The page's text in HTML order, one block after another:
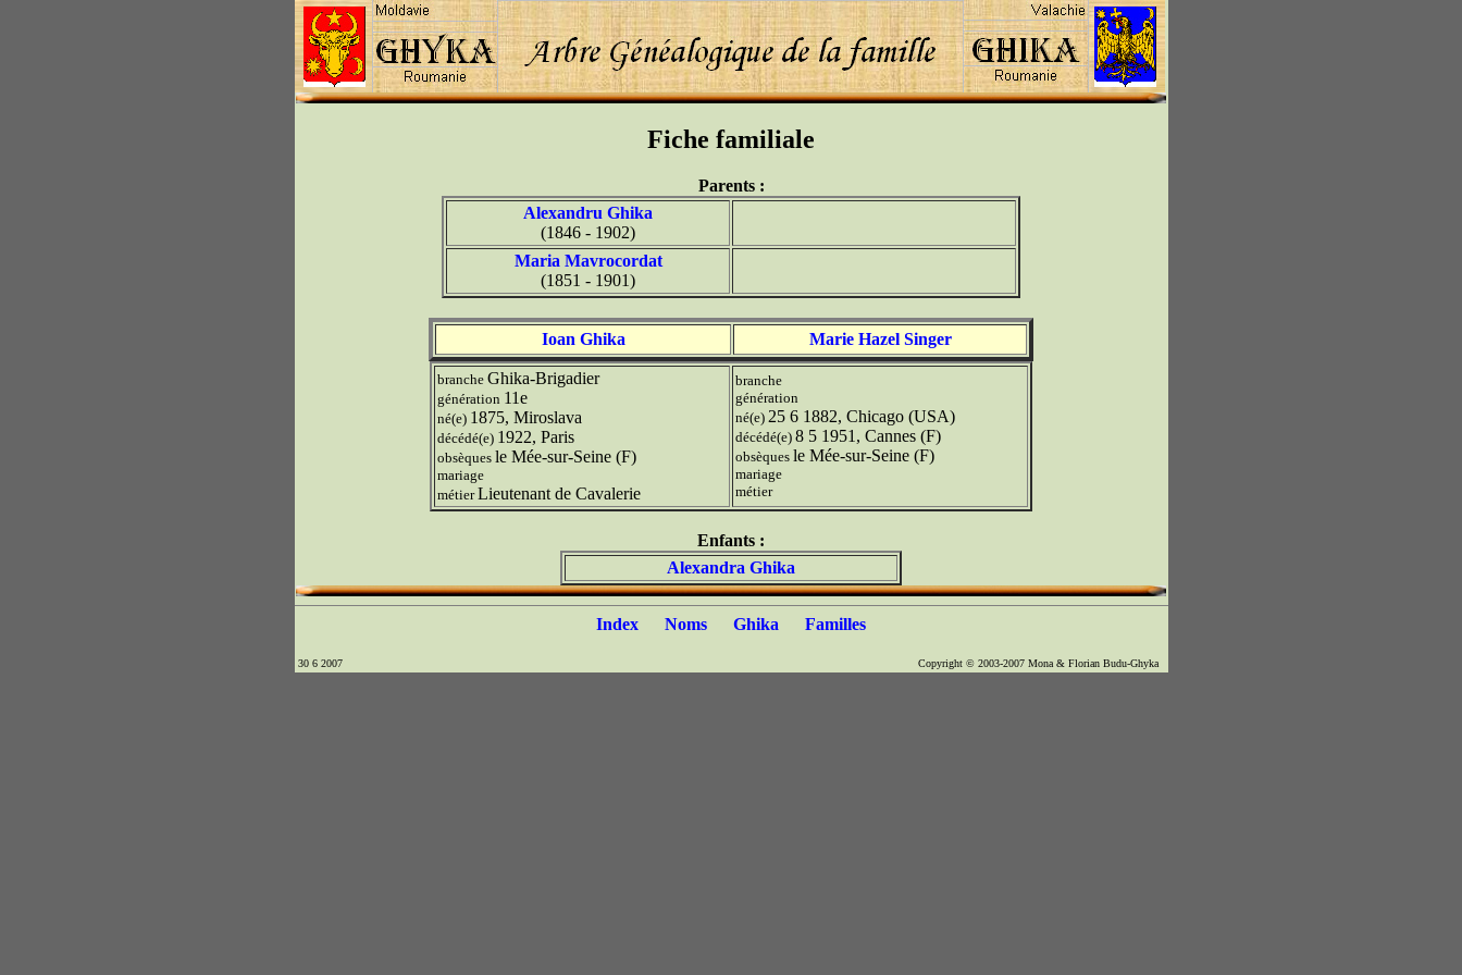
Fiche familiale
Parents :
Alexandru Ghika
(1846 - 1902)
Maria Mavrocordat
(1851 - 1901)
Ioan Ghika Marie Hazel Singer
branche Ghika-Brigadier
génération 11e
né(e) 1875, Miroslava
décédé(e) 1922, Paris
obsèques le Mée-sur-Seine (F)
mariage
métierLieutenant de Cavalerie
branche
génération
né(e) 25 6 1882, Chicago (USA)
décédé(e) 8 5 1951, Cannes (F)
obsèques le Mée-sur-Seine (F)
mariage
métier
Enfants :
Alexandra Ghika
Index Noms Ghika Familles
30 6 2007 Copyright © 2003-2007 Mona & Florian Budu-Ghyka